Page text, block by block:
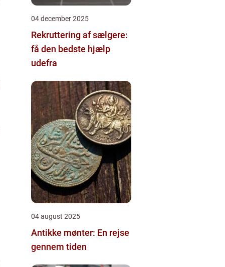
04 december 2025
Rekruttering af sælgere:
få den bedste hjælp
udefra
04 august 2025
Antikke mønter: En rejse
gennem tiden